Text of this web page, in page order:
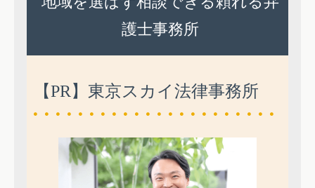
護士事務所
【PR】東京スカイ法律事務所